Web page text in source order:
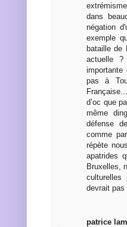
dans
négation
exemple
bataille de
actuelle
pas à
d’oc que
même
défense
comme
répète
apatrides
Bruxelles,
culturelles
devrait pas
patrice